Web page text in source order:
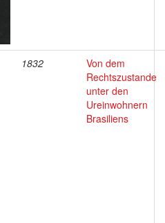
1832
Von dem
Rechtszustande
unter den
Ureinwohnern
Brasiliens